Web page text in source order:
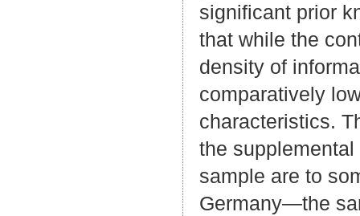
significant prior
that while the
density of
comparatively
characteristics.
the
sample are to
Germany—the